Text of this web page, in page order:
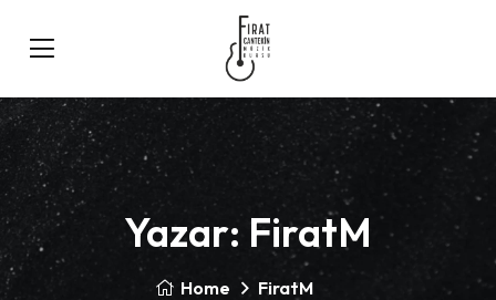
Yazar: FiratM
Home FiratM